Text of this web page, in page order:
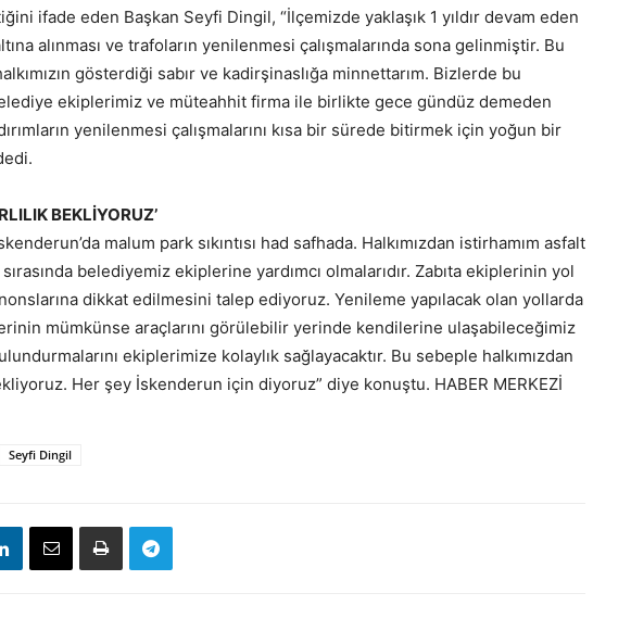
ifade eden Başkan Seyfi Dingil, “İlçemizde yaklaşık 1 yıldır devam eden
alınması ve trafoların yenilenmesi çalışmalarında sona gelinmiştir. Bu
gösterdiği sabır ve kadirşinaslığa minnettarım. Bizlerde bu
ekiplerimiz ve müteahhit firma ile birlikte gece gündüz demeden
yenilenmesi çalışmalarını kısa bir sürede bitirmek için yoğun bir
BEKLİYORUZ’
malum park sıkıntısı had safhada. Halkımızdan istirhamım asfalt
sırasında belediyemiz ekiplerine yardımcı olmalarıdır. Zabıta ekiplerinin yol
dikkat edilmesini talep ediyoruz. Yenileme yapılacak olan yollarda
mümkünse araçlarını görülebilir yerinde kendilerine ulaşabileceğimiz
ekiplerimize kolaylık sağlayacaktır. Bu sebeple halkımızdan
Her şey İskenderun için diyoruz” diye konuştu. HABER MERKEZİ
Seyfi Dingil